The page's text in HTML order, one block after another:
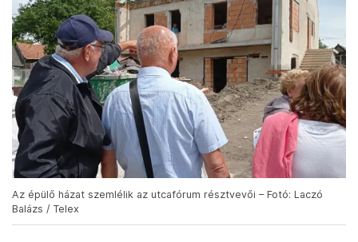
Az épülő házat szemlélik az utcafórum résztvevői – Fotó: Laczó
Balázs / Telex